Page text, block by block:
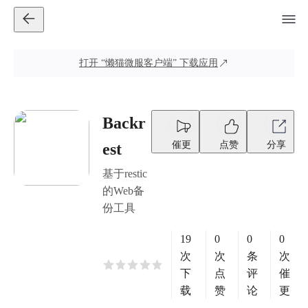
打开 “懒猫微服客户端” 下载应用
Backr
est
基于restic
的Web备
份工具
催更 点赞 分享
19
次
下
载
0
次
点
赞
0
条
评
论
0
次
催
更